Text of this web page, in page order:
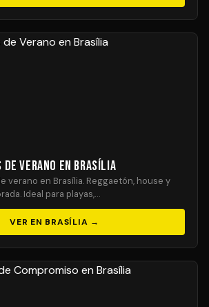
de Verano en Brasília
verano en Brasília. Reggaetón, house y
Ideal para playas,…
VER EN BRASÍLIA →